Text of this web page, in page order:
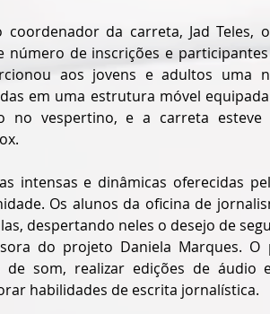
coordenador da carreta, Jad Teles,
número de inscrições e
aos jovens e adultos uma
em uma estrutura móvel
no vespertino, e a carreta esteve
intensas e dinâmicas oferecidas
Os alunos da oficina de
despertando neles o desejo de
do projeto Daniela Marques.
de som, realizar edições de
habilidades de escrita jornalística.